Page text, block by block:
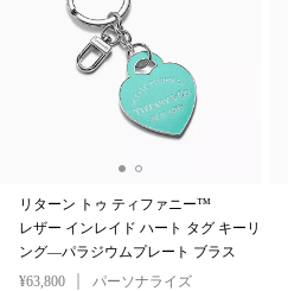
リターン トゥ ティファニー™
レザー インレイド ハート タグ キーリ
ング—パラジウムプレート ブラス
¥63,800
パーソナライズ